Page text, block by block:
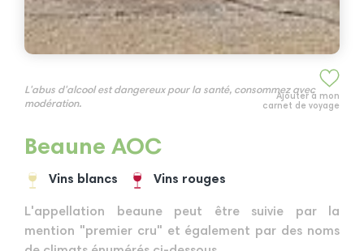
Ajouter à mon
carnet de voyage
L'abus d'alcool est dangereux pour la santé, consommez avec
modération.
Beaune AOC
Vins blancs Vins rouges
L'appellation beaune peut être suivie par la
mention "premier cru" et également par des noms